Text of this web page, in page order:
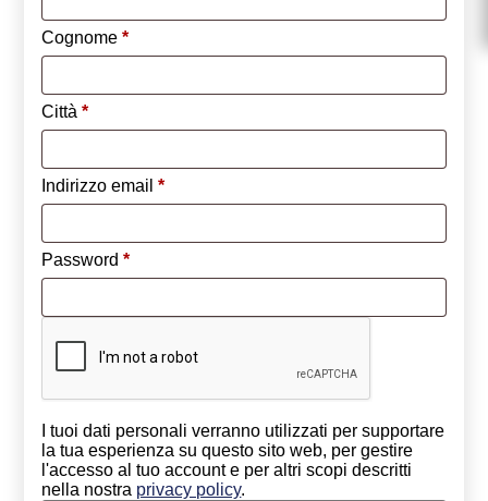
Cognome*
Città*
Indirizzo email*Richiesto
Password*Richiesto
I tuoi dati personali verranno utilizzati per supportare
la tua esperienza su questo sito web, per gestire
l'accesso al tuo account e per altri scopi descritti
nella nostra privacy policy.